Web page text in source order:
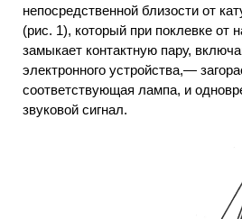
непосредственной близости от
(рис. 1), который при поклевке от
замыкает контактную пару,
электронного устройства,—
соответствующая лампа, и
звуковой сигнал.